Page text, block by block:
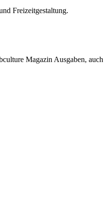
Freizeitgestaltung.
Magazin Ausgaben, auch